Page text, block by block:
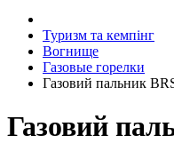
Туризм та кемпінг
Вогнище
Газовые горелки
Газовий пальник
Газовий